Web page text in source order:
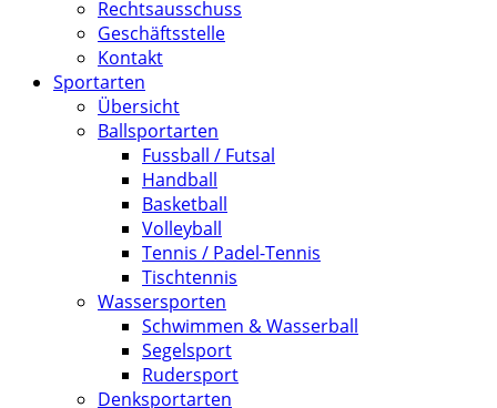
Rechtsausschuss
Geschäftsstelle
Kontakt
Sportarten
Übersicht
Ballsportarten
Fussball / Futsal
Handball
Basketball
Volleyball
Tennis / Padel-Tennis
Tischtennis
Wassersporten
Schwimmen & Wasserball
Segelsport
Rudersport
Denksportarten